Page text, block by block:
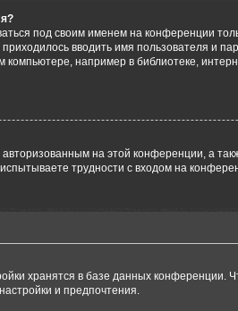
под своим именем на конференции
вводить имя пользователя и
например в библиотеке,
на этой конференции, а
трудности с входом на
хранятся в базе данных
и предпочтения.